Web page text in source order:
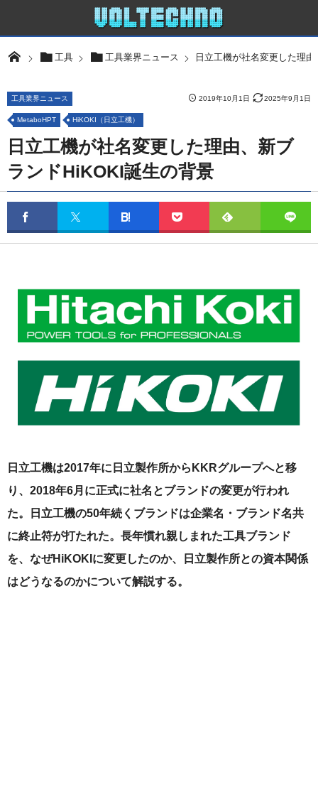
工具 工具業界ニュース 日立工機が社名変更した理
2019年10月1日 2025年9月1日
工具業界ニュース
MetaboHPT HiKOKI（日立工機）
日立工機が社名変更した理由、新ブ
ランドHiKOKI誕生の背景
日立工機は2017年に日立製作所からKKRグループへと移
り、2018年6月に正式に社名とブランドの変更が行われ
た。日立工機の50年続くブランドは企業名・ブランド名共
に終止符が打たれた。長年慣れ親しまれた工具ブランド
を、なぜHiKOKIに変更したのか、日立製作所との資本関係
はどうなるのかについて解説する。